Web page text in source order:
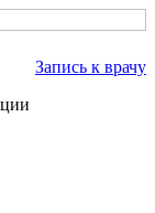
Запись к врачу